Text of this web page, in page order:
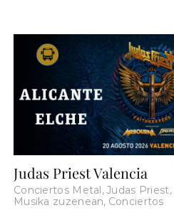
Judas Priest Valencia
Conciertos Metal,Judas Priest,
Musika zuzenean, Conciertos